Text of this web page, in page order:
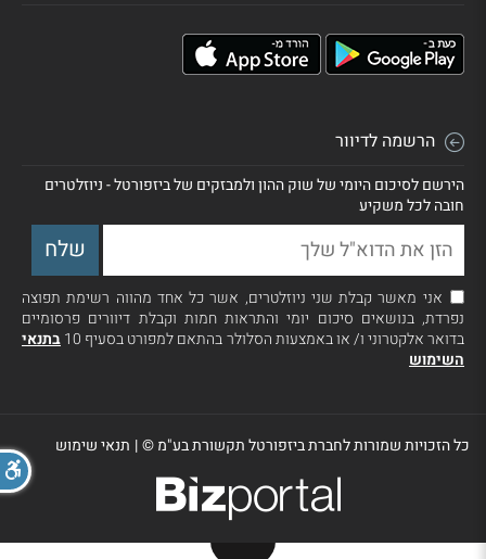
הרשמה לדיוור
הירשם לסיכום היומי של שוק ההון ולמבזקים של ביזפורטל - ניוזלטרים
חובה לכל משקיע
אני מאשר קבלת שני ניוזלטרים, אשר כל אחד מהווה רשימת תפוצה
נפרדת, בנושאים סיכום יומי והתראות חמות וקבלת דיוורים פרסומיים
בדואר אלקטרוני ו/ או באמצעות הסלולר בהתאם למפורט בסעיף 10
בתנאי
השימוש
כל הזכויות שמורות לחברת ביזפורטל תקשורת בע"מ ©| תנאי שימוש